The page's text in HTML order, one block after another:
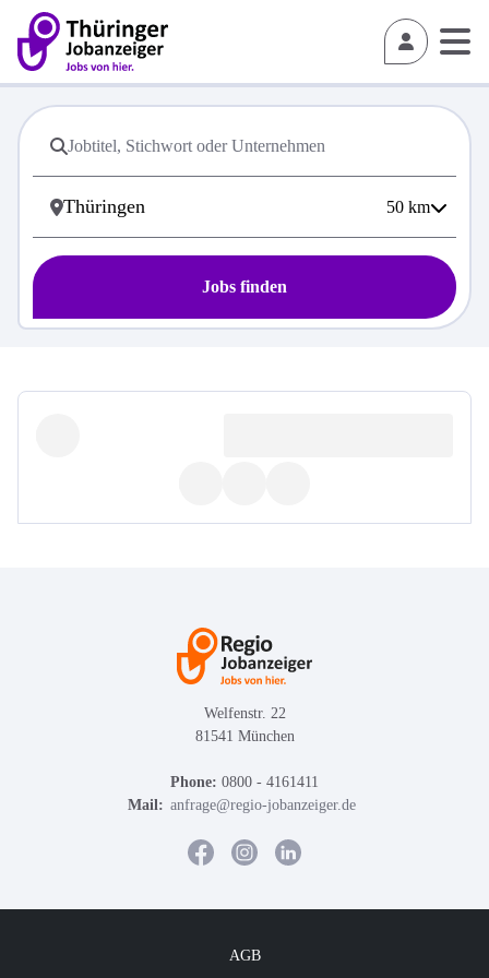
50 km
Jobs finden
Welfenstr. 22
81541 München
Phone: 0800 - 4161411
Mail: anfrage@regio-jobanzeiger.de
AGB